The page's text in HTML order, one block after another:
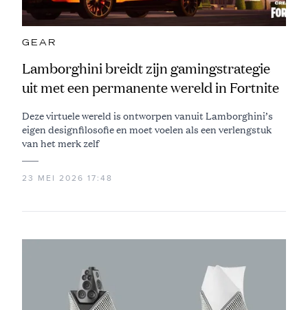
GEAR
Lamborghini breidt zijn gamingstrategie
uit met een permanente wereld in Fortnite
Deze virtuele wereld is ontworpen vanuit Lamborghini’s
eigen designfilosofie en moet voelen als een verlengstuk
van het merk zelf
23 MEI 2026 17:48